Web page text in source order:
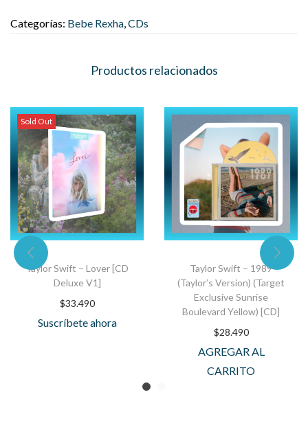
Categorías: Bebe Rexha,CDs
Productos relacionados
Sold Out
Taylor Swift – Lover [CD
Deluxe V1]
$33.490
Suscríbete ahora
Taylor Swift – 1989
(Taylor’s Version) (Target
Exclusive Sunrise
Boulevard Yellow) [CD]
$28.490
AGREGAR AL
CARRITO